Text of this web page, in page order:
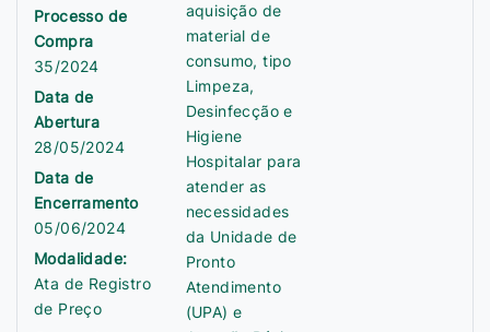
Processo de
Compra
35/2024
Data de
Abertura
28/05/2024
Data de
Encerramento
05/06/2024
Modalidade:
Ata de Registro
de Preço
aquisição de
material de
consumo, tipo
Limpeza,
Desinfecção e
Higiene
Hospitalar para
atender as
necessidades
da Unidade de
Pronto
Atendimento
(UPA) e